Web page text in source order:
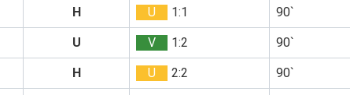
H U 1:1 90`
U V 1:2 90`
H U 2:2 90`